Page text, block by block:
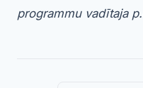
programmu vadītaja